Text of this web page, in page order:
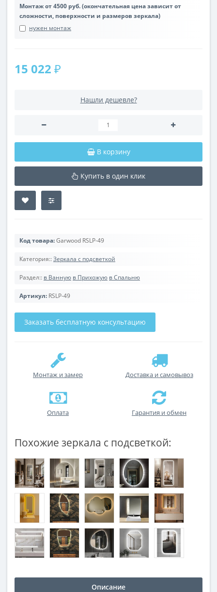
Монтаж от 4500 руб. (окончательная цена зависит от
сложности, поверхности и размеров зеркала)
нужен монтаж
15 022 ₽
Нашли дешевле?
В корзину
Купить в один клик
Код товара:Garwood RSLP-49
Категория::Зеркала с подсветкой
Раздел:: в Ванную в Прихожую в Спальню
Артикул: RSLP-49
Заказать бесплатную консультацию
Монтаж и замер Доставка и самовывоз
Оплата Гарантия и обмен
Похожие зеркала с подсветкой:
Описание